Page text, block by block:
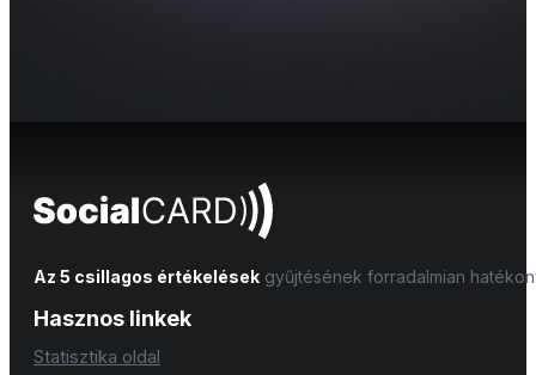
Az 5 csillagos értékelések gyűjtésének forradalmian
Hasznos linkek
Statisztika oldal